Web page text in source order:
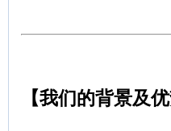
【我们的背景及优